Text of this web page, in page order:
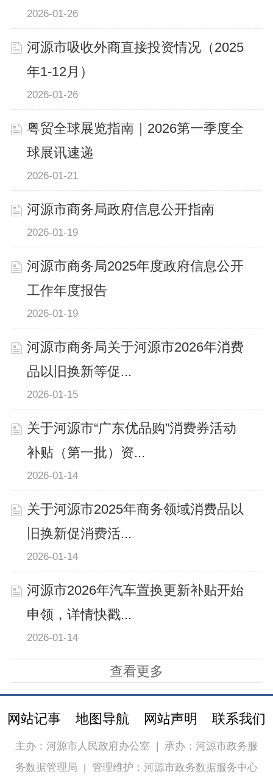
2026-01-26
河源市吸收外商直接投资情况（2025
年1-12月）
2026-01-26
粤贸全球展览指南｜2026第一季度全
球展讯速递
2026-01-21
河源市商务局政府信息公开指南
2026-01-19
河源市商务局2025年度政府信息公开
工作年度报告
2026-01-19
河源市商务局关于河源市2026年消费
品以旧换新等促...
2026-01-15
关于河源市“广东优品购”消费券活动
补贴（第一批）资...
2026-01-14
关于河源市2025年商务领域消费品以
旧换新促消费活...
2026-01-14
河源市2026年汽车置换更新补贴开始
申领，详情快戳...
2026-01-14
查看更多
网站记事 地图导航 网站声明 联系我们
主办：河源市人民政府办公室
承办：河源市政务服
务数据管理局
管理维护：河源市政务数据服务中心